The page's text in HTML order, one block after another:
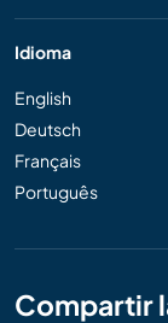
Idioma
English
Deutsch
Français
Português
Compartir